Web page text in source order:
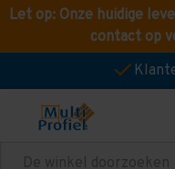
Let op: Onze huidige
contact op
Zoeken